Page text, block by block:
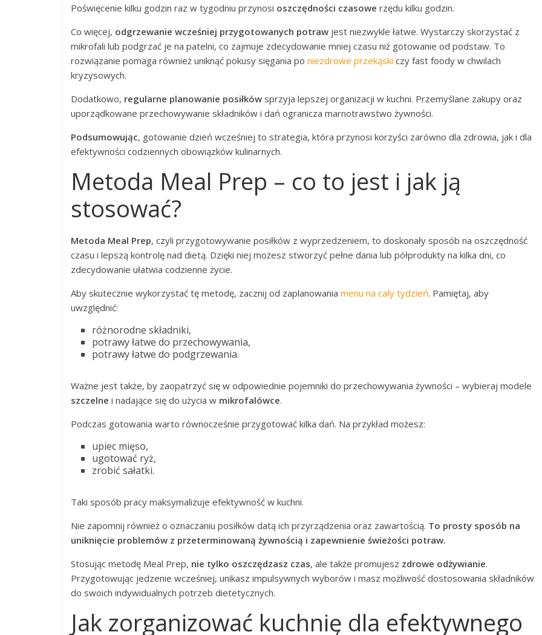
Poświęcenie kilku godzin raz w tygodniu przynosi oszczędności czasowe rzędu kilku godzin.
Co więcej, odgrzewanie wcześniej przygotowanych potraw jest niezwykle łatwe. Wystarczy skorzystać z
mikrofali lub podgrzać je na patelni, co zajmuje zdecydowanie mniej czasu niż gotowanie od podstaw. To
rozwiązanie pomaga również uniknąć pokusy sięgania po niezdrowe przekąski czy fast foody w chwilach
kryzysowych.
Dodatkowo, regularne planowanie posiłków sprzyja lepszej organizacji w kuchni. Przemyślane zakupy oraz
uporządkowane przechowywanie składników i dań ogranicza marnotrawstwo żywności.
Podsumowując, gotowanie dzień wcześniej to strategia, która przynosi korzyści zarówno dla zdrowia, jak i dla
efektywności codziennych obowiązków kulinarnych.
Metoda Meal Prep – co to jest i jak ją
stosować?
Metoda Meal Prep, czyli przygotowywanie posiłków z wyprzedzeniem, to doskonały sposób na oszczędność
czasu i lepszą kontrolę nad dietą. Dzięki niej możesz stworzyć pełne dania lub półprodukty na kilka dni, co
zdecydowanie ułatwia codzienne życie.
Aby skutecznie wykorzystać tę metodę, zacznij od zaplanowania menu na cały tydzień. Pamiętaj, aby
uwzględnić:
różnorodne składniki,
potrawy łatwe do przechowywania,
potrawy łatwe do podgrzewania.
Ważne jest także, by zaopatrzyć się w odpowiednie pojemniki do przechowywania żywności – wybieraj modele
szczelne i nadające się do użycia w mikrofalówce.
Podczas gotowania warto równocześnie przygotować kilka dań. Na przykład możesz:
upiec mięso,
ugotować ryż,
zrobić sałatki.
Taki sposób pracy maksymalizuje efektywność w kuchni.
Nie zapomnij również o oznaczaniu posiłków datą ich przyrządzenia oraz zawartością. To prosty sposób na
uniknięcie problemów z przeterminowaną żywnością i zapewnienie świeżości potraw.
Stosując metodę Meal Prep, nie tylko oszczędzasz czas, ale także promujesz zdrowe odżywianie.
Przygotowując jedzenie wcześniej, unikasz impulsywnych wyborów i masz możliwość dostosowania składników
do swoich indywidualnych potrzeb dietetycznych.
Jak zorganizować kuchnię dla efektywnego